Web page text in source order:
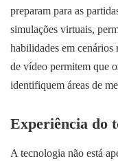
preparam para as
simulações virtuais,
habilidades em cenários
de vídeo permitem que
identifiquem áreas de
Experiência do
A tecnologia não está